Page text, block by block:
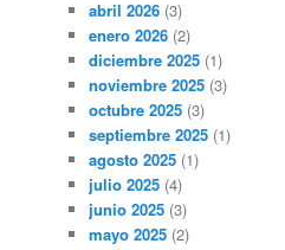
abril 2026 (3)
enero 2026 (2)
diciembre 2025 (1)
noviembre 2025 (3)
octubre 2025 (3)
septiembre 2025 (1)
agosto 2025 (1)
julio 2025 (4)
junio 2025 (3)
mayo 2025 (2)